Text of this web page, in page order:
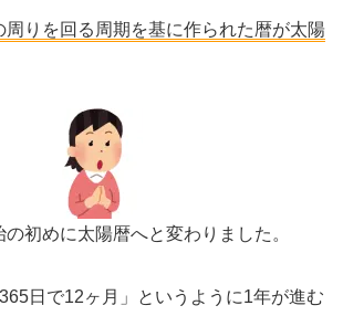
周りを回る周期を基に作られた暦が太陽
初めに太陽暦へと変わりました。
日で12ヶ月」というように1年が進む